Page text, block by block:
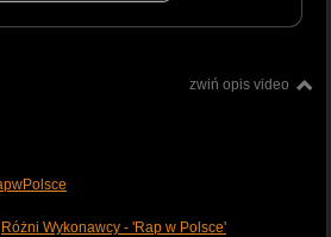
zwiń opis video
Różni Wykonawcy - 'Rap w Polsce'